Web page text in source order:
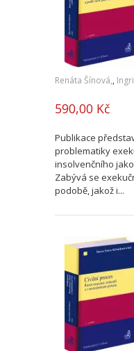
Renáta Šínová,,
590,00 Kč
Publikace
problematiky
insolvenčního
Zabývá se
podobě, jakož i...